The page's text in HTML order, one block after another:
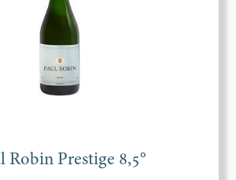
Robin Prestige 8,5°